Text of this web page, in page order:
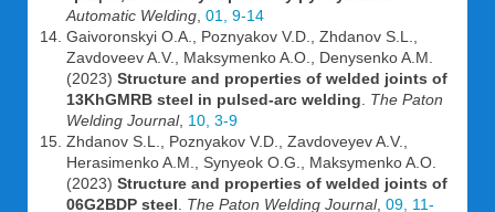
Automatic Welding 01, 9-14
Gaivoronskyi O.A., Poznyakov V.D., Zhdanov S.L.,
Zavdoveev A.V., Maksymenko A.O., Denysenko A.M.
(2023) Structure and properties of welded joints of
13KhGMRB steel in pulsed-arc welding
The Paton
Welding Journal, 10, 3-9
Zhdanov S.L., Poznyakov V.D., Zavdoveyev A.V.,
Herasimenko A.M., Synyeok O.G., Maksymenko A.O.
(2023) Structure and properties of welded joints of
06G2BDP steel
The Paton Welding Journal, 09, 11-